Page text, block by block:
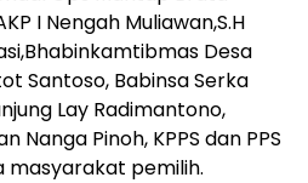
I Nengah Muliawan,S.H
Desa
Santoso, Babinsa Serka
Lay Radimantono,
Nanga Pinoh, KPPS dan PPS
masyarakat pemilih.